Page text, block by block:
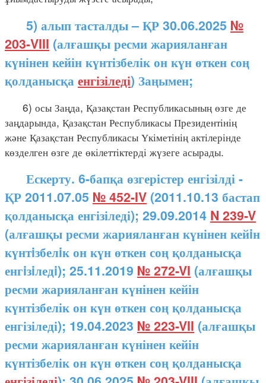
5) алып тасталды – ҚР 30.06.2025 №
203-VIII (алғашқы ресми жарияланған
күнінен кейін күнтізбелік он күн өткен соң
қолданысқа енгізіледі) Заңымен;
6) осы Заңда, Қазақстан Республикасының өзге де
заңдарында, Қазақстан Республикасы Президентінің
және Қазақстан Республикасы Үкіметінің актілерінде
көзделген өзге де өкілеттіктерді жүзеге асырады.
Ескерту. 6-бапқа өзгерістер енгізілді -
ҚР 2011.07.05 № 452-IV (2011.10.13 бастап
қолданысқа енгізіледі); 29.09.2014 N 239-V
(алғашқы ресми жарияланған күнінен кейiн
күнтiзбелiк он күн өткен соң қолданысқа
енгiзiледi); 25.11.2019 № 272-VI (алғашқы
ресми жарияланған күнінен кейін
күнтізбелік он күн өткен соң қолданысқа
енгізіледі); 19.04.2023 № 223-VII (алғашқы
ресми жарияланған күнінен кейін
күнтізбелік он күн өткен соң қолданысқа